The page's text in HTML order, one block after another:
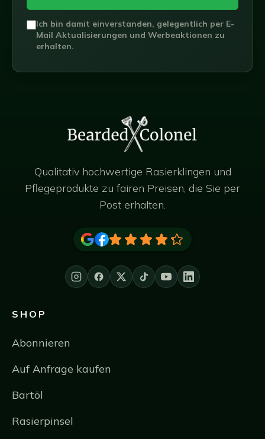
Ich bin damit einverstanden, gelegentlich per E-
Mail Aktualisierungen und Werbeaktionen zu
erhalten.
Qualitativ hochwertige Rasierklingen und
Pflegeprodukte zu fairen Preisen, die Sie per
Post erhalten.
SHOP
Abonnieren
Auf Anfrage kaufen
Bartöl
Rasierpinsel